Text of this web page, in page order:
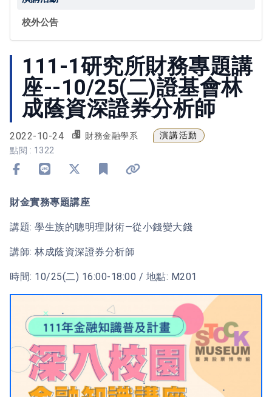
校外公告
111-1研究所財務專題講
座--10/25(二)證基會林
成蔭資深證券分析師
2022-10-24 財務金融學系
演講活動
點閱 : 1322
財金實務專題講座
講題: 學生族的聰明理財術—從小錢變大錢
講師: 林成蔭資深證券分析師
時間: 10/25(二) 16:00-18:00 / 地點: M201